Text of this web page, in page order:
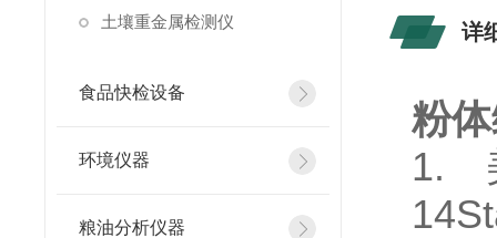
土壤重金属检测仪
食品快检设备
环境仪器
粮油分析仪器
详
粉
1.